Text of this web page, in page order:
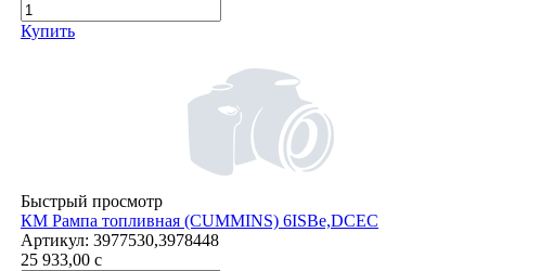
Купить
Быстрый просмотр
КМ Рампа топливная (СUMMINS) 6ISBe,DCEC
Артикул: 3977530,3978448
25 933,00 c